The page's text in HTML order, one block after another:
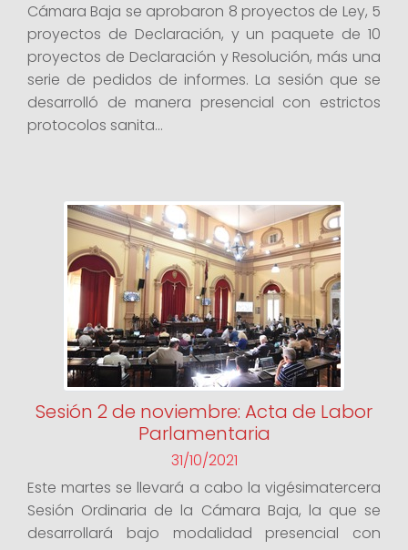
Cámara Baja se aprobaron 8 proyectos de Ley, 5
proyectos de Declaración, y un paquete de 10
proyectos de Declaración y Resolución, más una
serie de pedidos de informes. La sesión que se
desarrolló de manera presencial con estrictos
protocolos sanita...
Sesión 2 de noviembre: Acta de Labor
Parlamentaria
31/10/2021
Este martes se llevará a cabo la vigésimatercera
Sesión Ordinaria de la Cámara Baja, la que se
desarrollará bajo modalidad presencial con